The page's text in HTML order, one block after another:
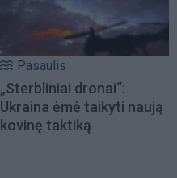
Pasaulis
„Sterbliniai dronai“:
Ukraina ėmė taikyti naują
kovinę taktiką